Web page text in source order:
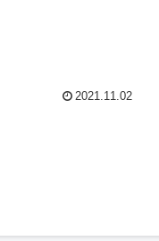
2021.11.02